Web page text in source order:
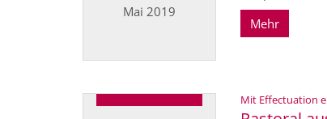
Mai 2019
Mehr
Mit Effectuation